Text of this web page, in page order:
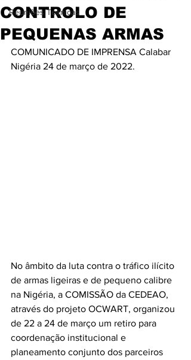
Reuniões Técnicas
CONTROLO DE
PEQUENAS ARMAS
COMUNICADO DE IMPRENSA Calabar
Nigéria 24 de março de 2022.
No âmbito da luta contra o tráfico ilícito
de armas ligeiras e de pequeno calibre
na Nigéria, a COMISSÃO da CEDEAO,
através do projeto OCWART, organizou
de 22 a 24 de março um retiro para
coordenação institucional e
planeamento conjunto dos parceiros